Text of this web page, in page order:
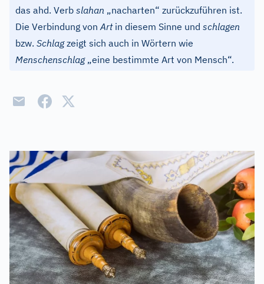
das ahd. Verb slahan „nacharten“ zurückzuführen ist.
Die Verbindung vonArtin diesem Sinne und schlagen
bzw. Schlagzeigt sich auch in Wörtern wie
Menschenschlag„eine bestimmte Art von Mensch“.